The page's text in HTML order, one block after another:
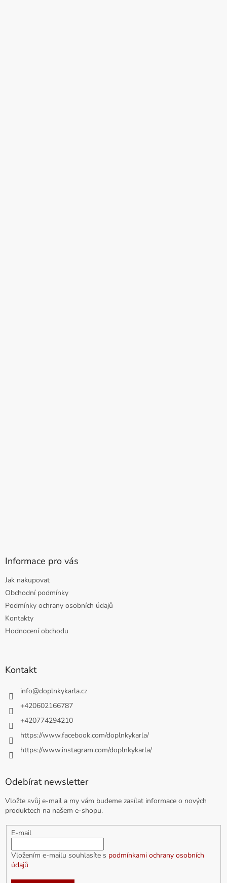
Informace pro vás
Jak nakupovat
Obchodní podmínky
Podmínky ochrany osobních údajů
Kontakty
Hodnocení obchodu
Kontakt
info@doplnkykarla.cz
+420602166787
+420774294210
https://www.facebook.com/doplnkykarla/
https://www.instagram.com/doplnkykarla/
Odebírat newsletter
Vložte svůj e-mail a my vám budeme zasílat informace o nových
produktech na našem e-shopu.
E-mail
Vložením e-mailu souhlasíte s podmínkami ochrany osobních
údajů